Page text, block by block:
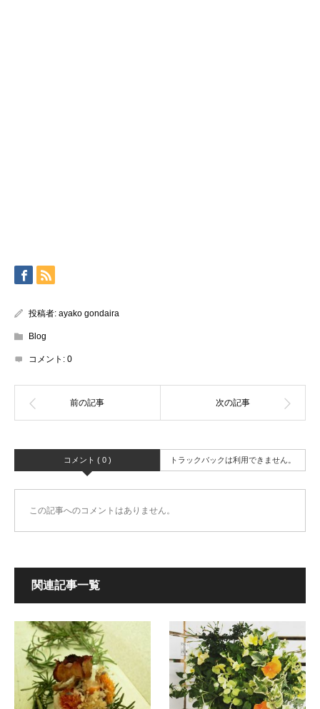
投稿者: ayako gondaira
Blog
コメント: 0
コメント ( 0 ) トラックバックは利用できません。
この記事へのコメントはありません。
関連記事一覧